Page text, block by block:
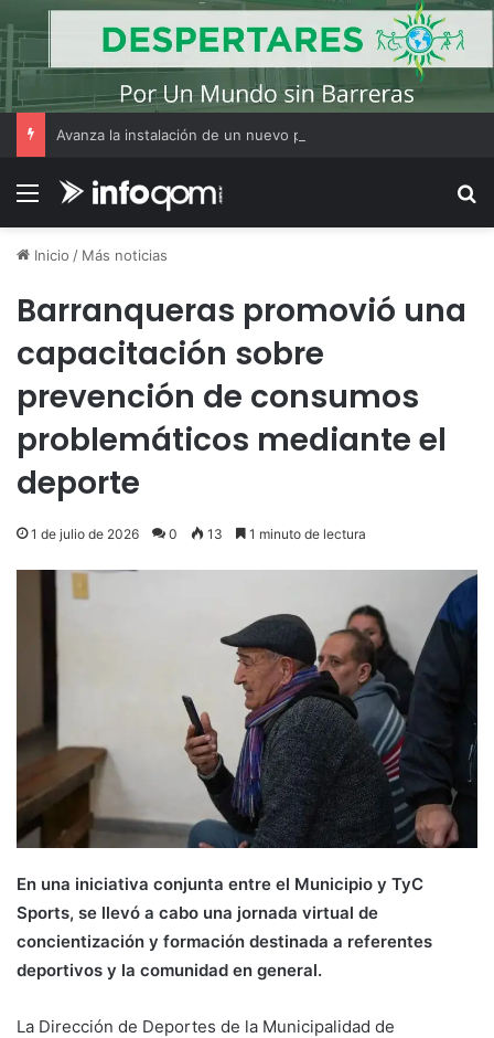
Menú
Inicio / Más noticias
Barranqueras promovió una
capacitación sobre
prevención de consumos
problemáticos mediante el
deporte
1 de julio de 2026 0 13 1 minuto de lectura
En una iniciativa conjunta entre el Municipio y TyC
Sports, se llevó a cabo una jornada virtual de
concientización y formación destinada a referentes
deportivos y la comunidad en general.
La Dirección de Deportes de la Municipalidad de